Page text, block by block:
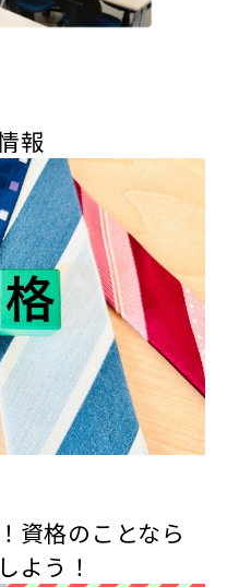
報
資格のことなら
よう！